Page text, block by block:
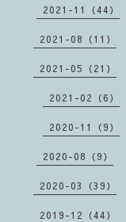
2021-11（44）
2021-08（11）
2021-05（21）
2021-02（6）
2020-11（9）
2020-08（9）
2020-03（39）
2019-12（44）